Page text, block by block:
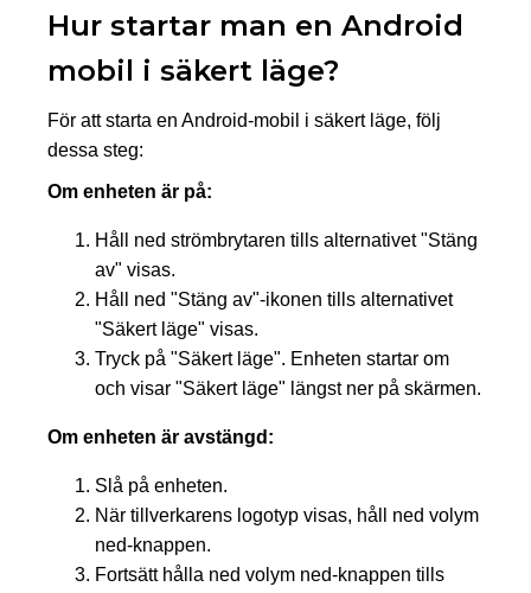
Hur startar man en Android
mobil i säkert läge?
För att starta en Android-mobil i säkert läge, följ
dessa steg:
Om enheten är på:
Håll ned strömbrytaren tills alternativet "Stäng
av" visas.
Håll ned "Stäng av"-ikonen tills alternativet
"Säkert läge" visas.
Tryck på "Säkert läge". Enheten startar om
och visar "Säkert läge" längst ner på skärmen.
Om enheten är avstängd:
Slå på enheten.
När tillverkarens logotyp visas, håll ned volym
ned-knappen.
Fortsätt hålla ned volym ned-knappen tills